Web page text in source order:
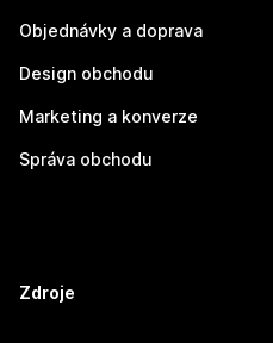
Objednávky a doprava
Design obchodu
Marketing a konverze
Správa obchodu
Zdroje